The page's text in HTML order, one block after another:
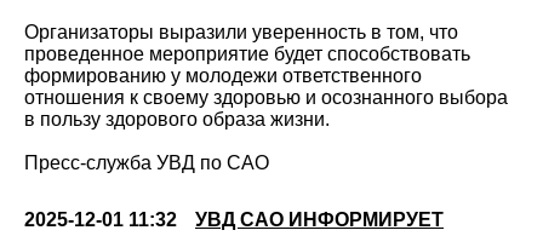
Организаторы выразили уверенность в том, что
проведенное мероприятие будет способствовать
формированию у молодежи ответственного
отношения к своему здоровью и осознанного выбора
в пользу здорового образа жизни.
Пресс-служба УВД по САО
2025-12-01 11:32 УВД САО ИНФОРМИРУЕТ